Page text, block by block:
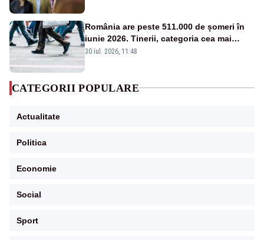
România are peste 511.000 de șomeri în
iunie 2026. Tinerii, categoria cea mai
afectată
30 iul. 2026, 11:48
CATEGORII POPULARE
Actualitate
Politica
Economie
Social
Sport